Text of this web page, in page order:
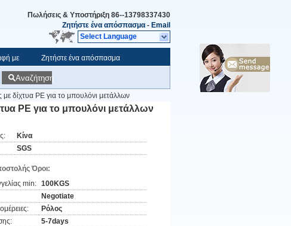
Πωλήσεις & Υποστήριξη 86--13798337430
Ζητήστε ένα απόσπασμα - Email
Select Language
με Ζητήστε ένα απόσπασμα
Αναζήτηση
με δίχτυα PE για το μπουλόνι μετάλλων
PE για το μπουλόνι μετάλλων
Κίνα
SGS
Όροι:
min: 100KGS
Negotiate
Ρόλος
5-7days